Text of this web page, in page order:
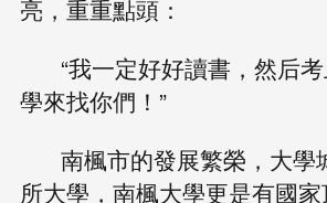
亮，重重點頭：
“我一定好好讀書，然后
學來找你們！”
南楓市的發展繁榮，大學
所大學，南楓大學更是有國